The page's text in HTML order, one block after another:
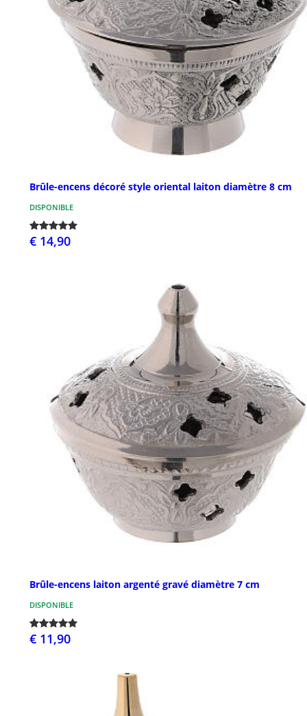
Brûle-encens décoré style oriental laiton diamètre 8 cm
DISPONIBLE
€ 14,90
Brûle-encens laiton argenté gravé diamètre 7 cm
DISPONIBLE
€ 11,90